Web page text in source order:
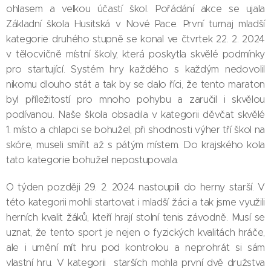
ohlasem a velkou účastí škol. Pořádání akce se ujala
Základní škola Husitská v Nové Pace. První turnaj mladší
kategorie druhého stupně se konal ve čtvrtek 22. 2. 2024
v tělocvičně místní školy, která poskytla skvělé podmínky
pro startující. Systém hry každého s každým nedovolil
nikomu dlouho stát a tak by se dalo říci, že tento maraton
byl příležitostí pro mnoho pohybu a zaručil i skvělou
podívanou. Naše škola obsadila v kategorii děvčat skvělé
1. místo a chlapci se bohužel, při shodnosti výher tří škol na
skóre, museli smířit až s pátým místem. Do krajského kola
tato kategorie bohužel nepostupovala.
O týden později 29. 2. 2024 nastoupili do herny starší. V
této kategorii mohli startovat i mladší žáci a tak jsme využili
herních kvalit žáků, kteří hrají stolní tenis závodně. Musí se
uznat, že tento sport je nejen o fyzických kvalitách hráče,
ale i umění mít hru pod kontrolou a neprohrát si sám
vlastní hru. V kategorii starších mohla první dvě družstva